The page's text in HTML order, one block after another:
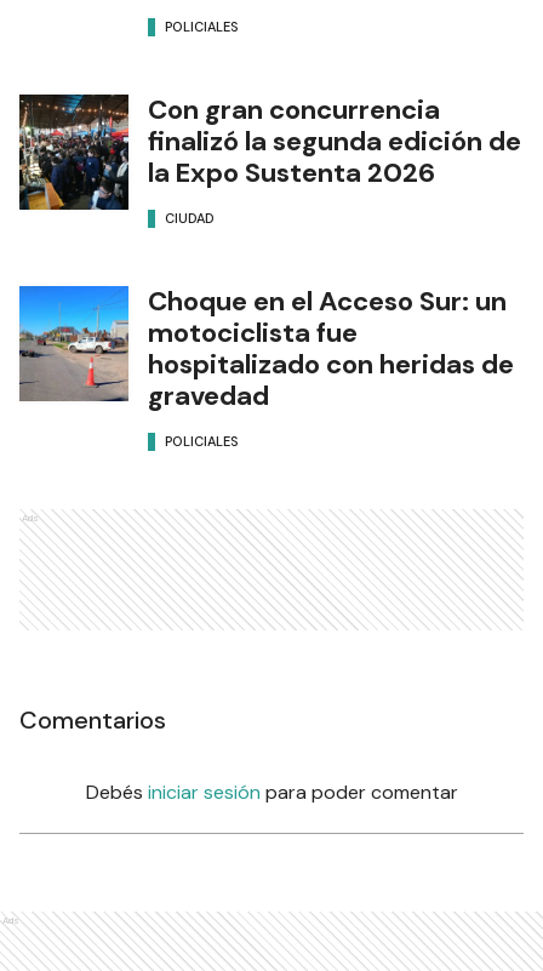
POLICIALES
Con gran concurrencia
finalizó la segunda edición de
la Expo Sustenta 2026
CIUDAD
Choque en el Acceso Sur: un
motociclista fue
hospitalizado con heridas de
gravedad
POLICIALES
Ads
Comentarios
Debés iniciar sesión para poder comentar
Ads